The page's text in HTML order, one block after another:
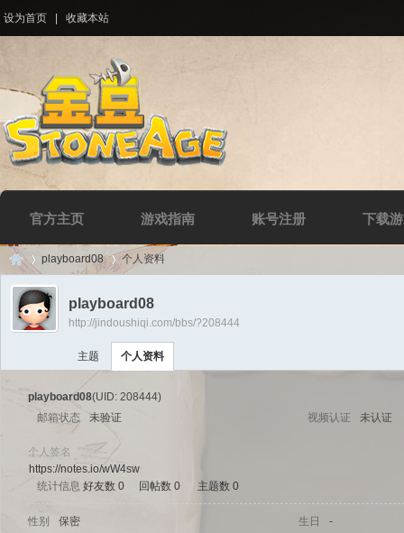
设为首页 收藏本站
官方主页 游戏指南 账号注册 下载
Di ›
playboard08 个人资料
playboard08
http://jindoushiqi.com/bbs/?208444
主题 个人资料
playboard08(UID: 208444)
邮箱状态
未验证 视频认证 未认证
个人签名
https://notes.io/wW4sw
统计信息 好友数 0 回帖数 0 主题数 0
性别 保密 生日 -